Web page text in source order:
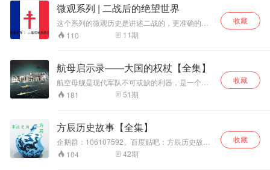
今天的温州，一路经历了怎样的文华洗礼？从新
石器时代到良渚文化，之后的夏、商、周、秦、
汉、三国、晋、五胡十六国、南北朝、北朝、
隋、唐、五代、十国、宋、辽、西夏、金、元、
的？ 请听我和您慢慢道来。
微观系列 | 二战后的绝望世界
这个系列的微观历史是讲述二战的，更准确的
说，是讲述二战快要打完了，和打完以后的各国
人民生活，尤其是1945-1950年这五年间的世界
发觉认真讲讲1945-1950年这段二战后世界的东
西却不多。 各位可能很清楚二战是打的多么轰轰
烈烈，可有谁知道二战打完后各国是什么样子
呢？ 那些被解放的国家，被解放的集中营，战争
的胜利，法西斯的消亡，并没有给他们带来理想
110 11期
收藏
航母启示录——大国的权杖【全集】
航空母舰是现代军队不可或缺的利器，是一个国
家综合国力的象征，凤凰卫视、上海电视台军事
栏目嘉宾，腾讯军事、观察者网、国家人文历史
事历史的深入研究，为你介绍航母的前世今生。
181 51期
收藏
方辰历史故事【全集】
企鹅群：106107592。百度贴吧：方辰历史故事
吧。微信公众号：Fcgs073。 客官只需要提一个
人名或者时代。方辰就会从自己的视角换您一个
104 42期
收藏